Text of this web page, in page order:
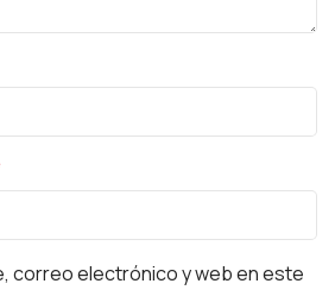
correo electrónico y web en este